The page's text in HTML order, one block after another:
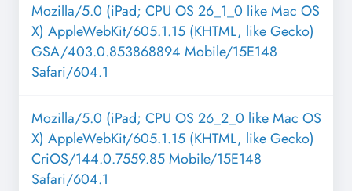
Mozilla/5.0 (iPad; CPU OS 26_1_0 like Mac OS
X) AppleWebKit/605.1.15 (KHTML, like Gecko)
GSA/403.0.853868894 Mobile/15E148
Safari/604.1
Mozilla/5.0 (iPad; CPU OS 26_2_0 like Mac OS
X) AppleWebKit/605.1.15 (KHTML, like Gecko)
CriOS/144.0.7559.85 Mobile/15E148
Safari/604.1